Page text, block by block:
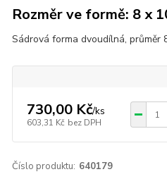
Rozměr ve formě: 8 x
Sádrová forma dvoudílná, průměr
730,00 Kč/ks
603,31 Kč bez DPH
Číslo produktu: 640179